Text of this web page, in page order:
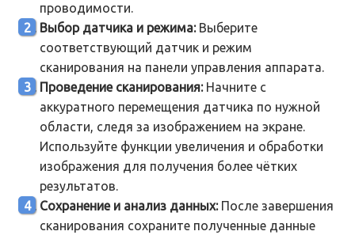
проводимости.
Выбор датчика и режима:Выберите
соответствующий датчик и режим
сканирования на панели управления аппарата.
Проведение сканирования:Начните с
аккуратного перемещения датчика по нужной
области, следя за изображением на экране.
Используйте функции увеличения и обработки
изображения для получения более чётких
результатов.
Сохранение и анализ данных:После завершения
сканирования сохраните полученные данные